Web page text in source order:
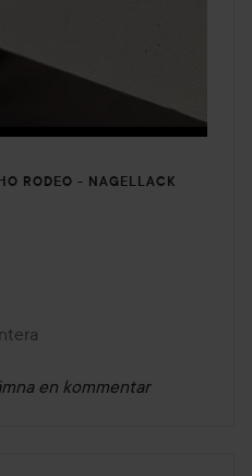
RODEO - NAGELLACK
en kommentar